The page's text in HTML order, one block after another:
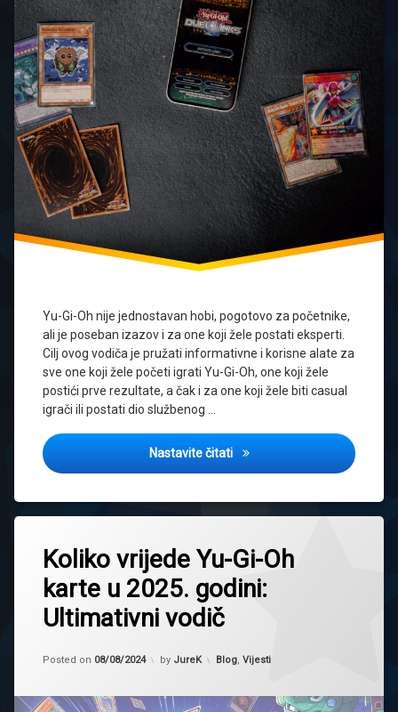
Yu-Gi-Oh nije jednostavan hobi, pogotovo za početnike,
ali je poseban izazov i za one koji žele postati eksperti.
Cilj ovog vodiča je pružati informativne i korisne alate za
sve one koji žele početi igrati Yu-Gi-Oh, one koji žele
postići prve rezultate, a čak i za one koji žele biti casual
igrači ili postati dio službenog …
Nastavite čitati Ultimativni Vodič za Nove
Koliko vrijede Yu-Gi-Oh
karte u 2025. godini:
Ultimativni vodič
Posted on 08/08/2024
Updated on22/09/2025
by JureK Kategorije:
Blog, Vijesti
2024
karata
odrediti
karte
vrijede